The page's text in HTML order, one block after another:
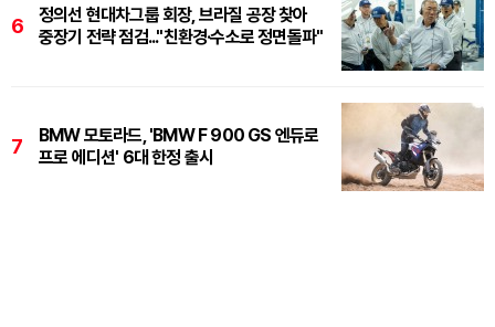
6
정의선 현대차그룹 회장, 브라질 공장 찾아
중장기 전략 점검..."친환경·수소로 정면돌파"
7
BMW 모토라드, 'BMW F 900 GS 엔듀로
프로 에디션' 6대 한정 출시